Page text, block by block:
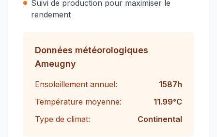
Suivi de production pour maximiser le
rendement
Données météorologiques
Ameugny
Ensoleillement annuel: 1587h
Température moyenne:
11.99°C
Type de climat:
Continental